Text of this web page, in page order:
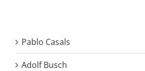
Pablo Casals
Adolf Busch